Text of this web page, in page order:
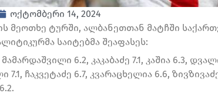
ოქტომბერი 14, 2024
მეოთხე ტურში, ალბანეთთან მატჩში
საიტებმა შეაფასეს:
მამარდაშვილი 6.2, კაკაბაძე 7.1, კაშია 6.3,
7.1, ჩაკვეტაძე 6.7, კვარაცხელია 6.6,